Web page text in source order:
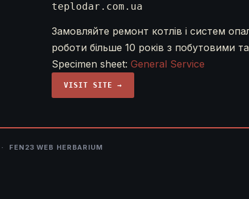
teplodar.com.ua
Замовляйте ремонт котлів і систем
роботи більше 10 років з побутовими
Specimen sheet: General Service
VISIT SITE →
· FEN23 WEB HERBARIUM